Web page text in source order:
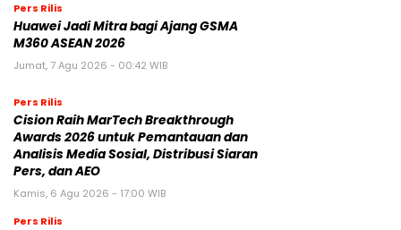
Pers Rilis
Huawei Jadi Mitra bagi Ajang GSMA
M360 ASEAN 2026
Jumat, 7 Agu 2026 - 00:42 WIB
Pers Rilis
Cision Raih MarTech Breakthrough
Awards 2026 untuk Pemantauan dan
Analisis Media Sosial, Distribusi Siaran
Pers, dan AEO
Kamis, 6 Agu 2026 - 17:00 WIB
Pers Rilis